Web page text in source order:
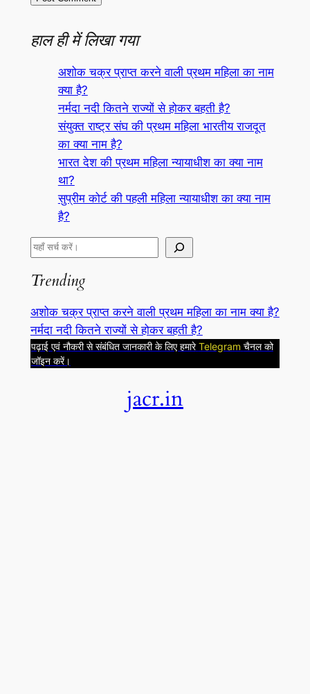
हाल ही में लिखा गया
अशोक चक्र प्राप्त करने वाली प्रथम महिला का नाम
क्या है?
नर्मदा नदी कितने राज्यों से होकर बहती है?
संयुक्त राष्ट्र संघ की प्रथम महिला भारतीय राजदूत
का क्या नाम है?
भारत देश की प्रथम महिला न्यायाधीश का क्या नाम
था?
सुप्रीम कोर्ट की पहली महिला न्यायाधीश का क्या नाम
है?
S
a
c
h
Trending
अशोक चक्र प्राप्त करने वाली प्रथम महिला का नाम क्या है?
नर्मदा नदी कितने राज्यों से होकर बहती है?
पढ़ाई एवं नौकरी से संबंधित जानकारी के लिए हमारे Telegram चैनल को
जॉइन करें।
jacr.in